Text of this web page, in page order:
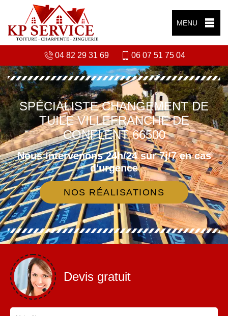
MENU
04 82 29 31 69 06 07 51 75 04
SPÉCIALISTE CHANGEMENT DE
TUILE VILLEFRANCHE DE
CONFLENT 66500
Nous intervenons 24h/24 sur 7j/7 en cas
d'urgence
NOS RÉALISATIONS
Devis gratuit